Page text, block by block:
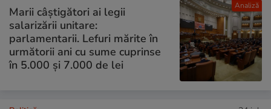
Analiză
Marii câștigători ai legii
salarizării unitare:
parlamentarii. Lefuri mărite în
următorii ani cu sume cuprinse
în 5.000 și 7.000 de lei